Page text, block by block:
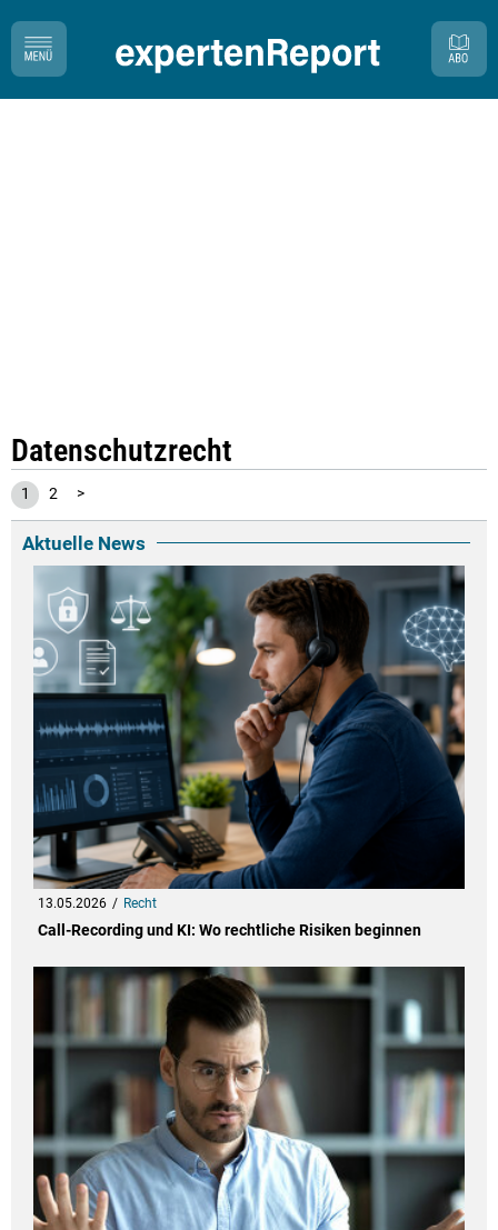
Datenschutzrecht
1 2 >
Aktuelle News
13.05.2026 Recht
Call-Recording und KI: Wo rechtliche Risiken beginnen